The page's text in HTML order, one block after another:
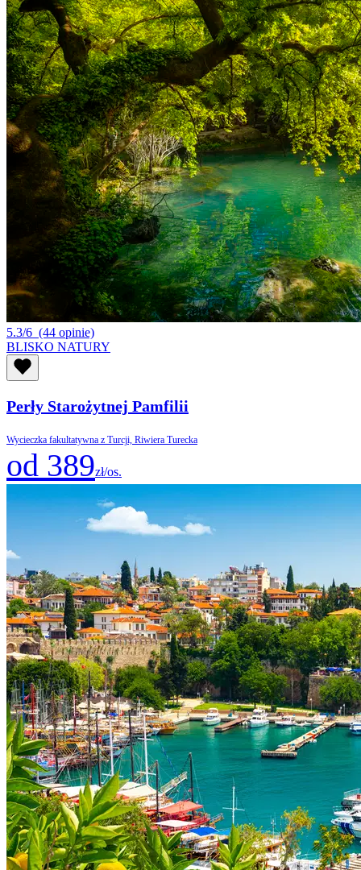
5.3/6 (44 opinie)
BLISKO NATURY
Perły Starożytnej Pamfilii
Wycieczka fakultatywna z Turcji, Riwiera Turecka
od 389zł/os.